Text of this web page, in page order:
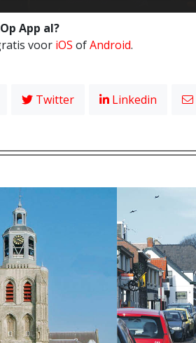
App al?
voor iOS ofAndroid.
Twitter Linkedin